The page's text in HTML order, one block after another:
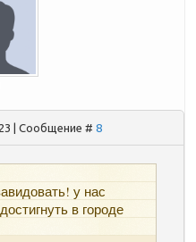
| Сообщение #8
у нас
в городе